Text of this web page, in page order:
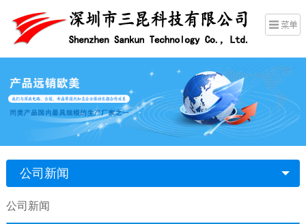
公司新闻
公司新闻